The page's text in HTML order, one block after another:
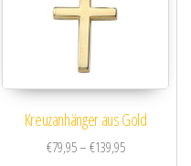
bis €329,95
Kreuzanhänger aus Gold
€79,95–€139,95Preisspanne: